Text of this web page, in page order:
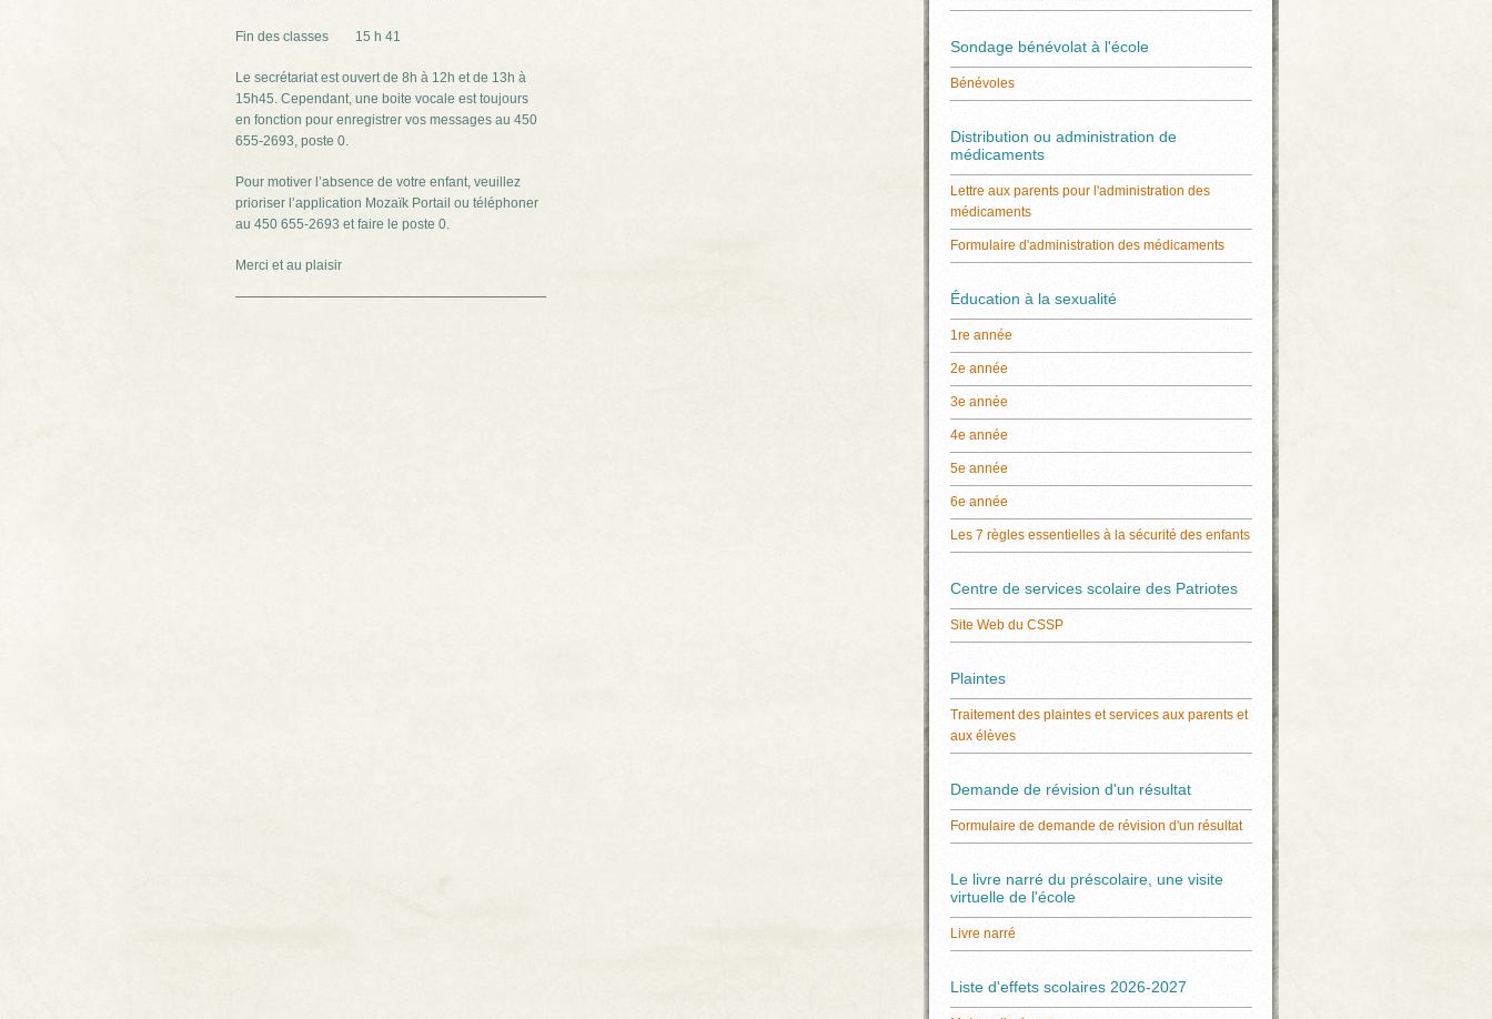
Fin des classes 15 h 41
Le secrétariat est ouvert de 8h à 12h et de 13h à
15h45. Cependant, une boite vocale est toujours
en fonction pour enregistrer vos messages au 450
655-2693, poste 0.
Pour motiver l’absence de votre enfant, veuillez
prioriser l’application Mozaïk Portail ou téléphoner
au 450 655-2693 et faire le poste 0.
Merci et au plaisir
Sondage bénévolat à l'école
Bénévoles
Distribution ou administration de
médicaments
Lettre aux parents pour l'administration des
médicaments
Formulaire d'administration des médicaments
Éducation à la sexualité
1re année
2e année
3e année
4e année
5e année
6e année
Les 7 règles essentielles à la sécurité des enfants
Centre de services scolaire des Patriotes
Site Web du CSSP
Plaintes
Traitement des plaintes et services aux parents et
aux élèves
Demande de révision d'un résultat
Formulaire de demande de révision d'un résultat
Le livre narré du préscolaire, une visite
virtuelle de l'école
Livre narré
Liste d'effets scolaires 2026-2027